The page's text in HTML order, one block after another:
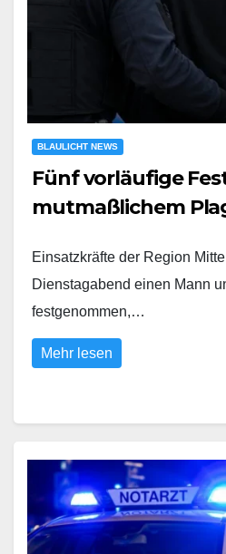
BLAULICHT NEWS
Fünf vorläufige
mutmaßlichem
Einsatzkräfte der Region
Dienstagabend einen Mann
festgenommen,…
Mehr lesen